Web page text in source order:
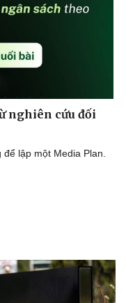
nghiên cứu đối
lập một Media Plan.